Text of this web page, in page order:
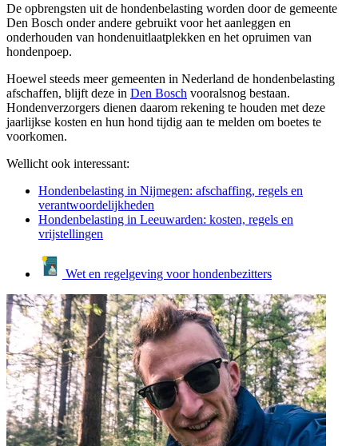
De opbrengsten uit de hondenbelasting worden door de gemeente
Den Bosch onder andere gebruikt voor het aanleggen en
onderhouden van hondenuitlaatplekken en het opruimen van
hondenpoep.
Hoewel steeds meer gemeenten in Nederland de hondenbelasting
afschaffen, blijft deze in Den Bosch vooralsnog bestaan.
Hondenverzorgers dienen daarom rekening te houden met deze
jaarlijkse kosten en hun hond tijdig aan te melden om boetes te
voorkomen.
Wellicht ook interessant:
Hondenbelasting in Nijmegen: afschaffing, regels en
verantwoordelijkheden
Hondenbelasting in Leeuwarden: kosten, regels en
vrijstellingen
Wet en regelgeving voor hondenbezitters